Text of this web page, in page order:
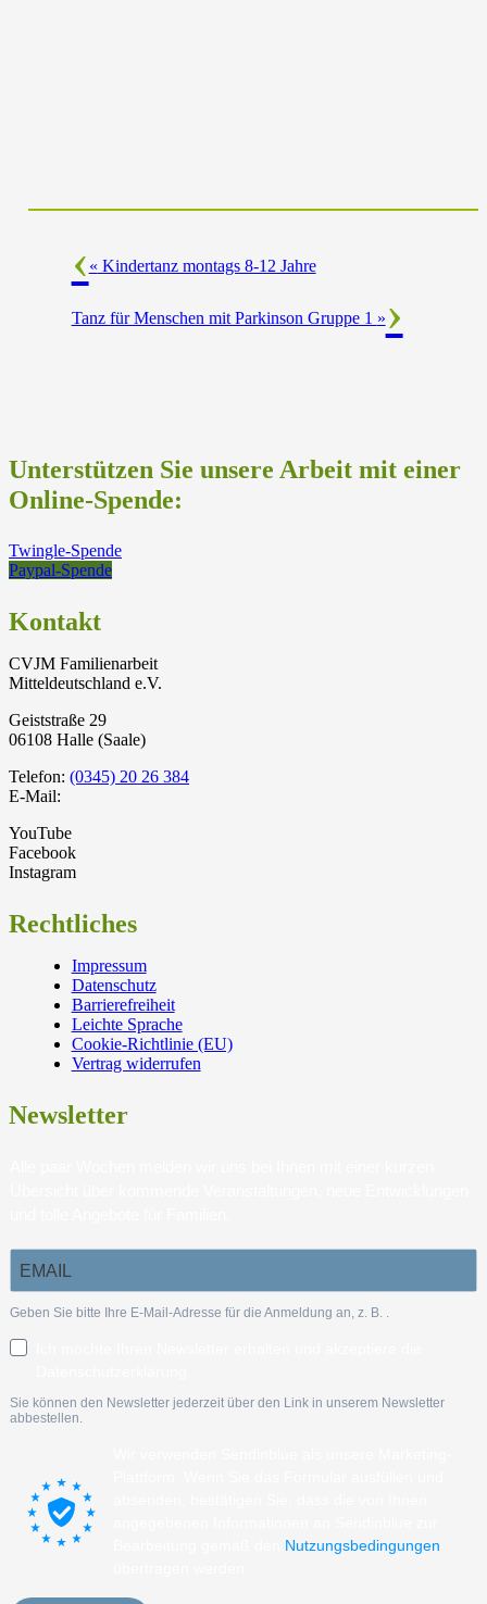
« Kindertanz montags 8-12 Jahre
Tanz für Menschen mit Parkinson Gruppe 1 »
Unterstützen Sie unsere Arbeit mit einer
Online-Spende:
Twingle-Spende
Paypal-Spende
Kontakt
CVJM Familienarbeit
Mitteldeutschland e.V.
Geiststraße 29
06108 Halle (Saale)
Telefon: (0345) 20 26 384
E-Mail:
YouTube
Facebook
Instagram
Rechtliches
Impressum
Datenschutz
Barrierefreiheit
Leichte Sprache
Cookie-Richtlinie (EU)
Vertrag widerrufen
Newsletter
Geben Sie bitte Ihre E-Mail-Adresse für die Anmeldung an, z. B. .
Sie können den Newsletter jederzeit über den Link in unserem Newsletter
abbestellen.
Nutzungsbedingungen